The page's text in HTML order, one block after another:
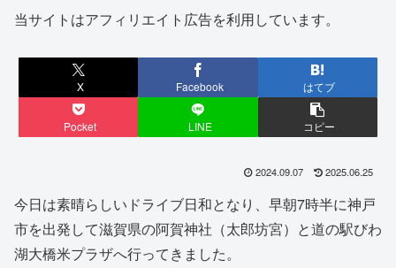
当サイトはアフィリエイト広告を利用しています。
X Facebook はてブ
Pocket LINE コピー
2024.09.07 2025.06.25
今日は素晴らしいドライブ日和となり、早朝7時半に神戸
市を出発して滋賀県の阿賀神社（太郎坊宮）と道の駅びわ
湖大橋米プラザへ行ってきました。